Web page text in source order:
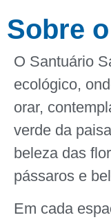
Sobre
O Santuário
ecológico,
orar,
verde da
beleza das
pássaros e
Em cada